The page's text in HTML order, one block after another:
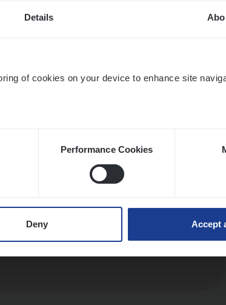
Details
of cookies on your device to enhance site
Performance Cookies
Deny Accept
Hospitalisatieverzekeringen